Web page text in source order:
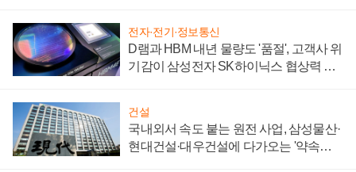
전자·전기·정보통신
D램과 HBM 내년 물량도 '품절', 고객사 위
기감이 삼성전자 SK하이닉스 협상력 더
건설
국내외서 속도 붙는 원전 사업, 삼성물산·
현대건설·대우건설에 다가오는 '약속의